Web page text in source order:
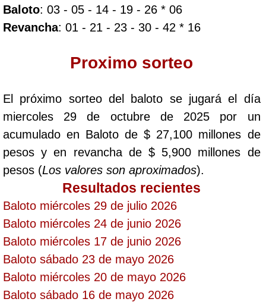
Pick 4 Noche
Pijao de Oro
Saman de la suerte
Sinuano Día
Sinuano Noche
Super Chontico Noche
Baloto: 03 - 05 - 14 - 19 - 26 * 06
Revancha: 01 - 21 - 23 - 30 - 42 * 16
Proximo sorteo
El próximo sorteo del baloto se jugará el día
miercoles 29 de octubre de 2025 por un
acumulado en Baloto de $ 27,100 millones de
pesos y en revancha de $ 5,900 millones de
pesos (Los valores son aproximados).
Resultados recientes
Baloto miércoles 29 de julio 2026
Baloto miércoles 24 de junio 2026
Baloto miércoles 17 de junio 2026
Baloto sábado 23 de mayo 2026
Baloto miércoles 20 de mayo 2026
Baloto sábado 16 de mayo 2026